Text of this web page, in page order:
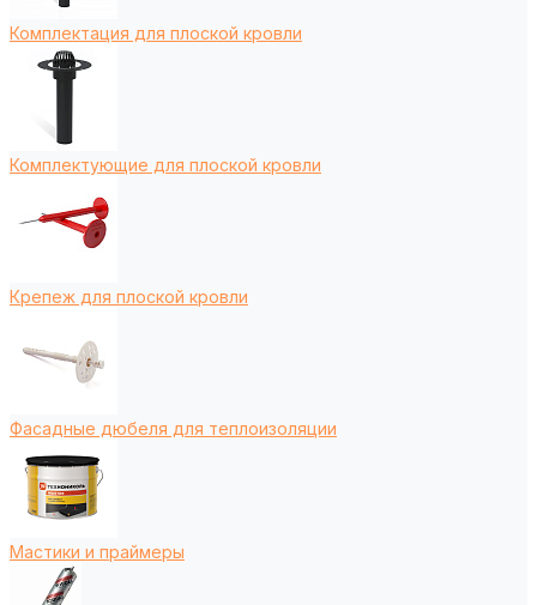
Комплектация для плоской кровли
Комплектующие для плоской кровли
Крепеж для плоской кровли
Фасадные дюбеля для теплоизоляции
Мастики и праймеры